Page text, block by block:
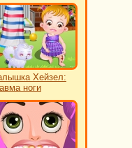
Хейзел:
ноги